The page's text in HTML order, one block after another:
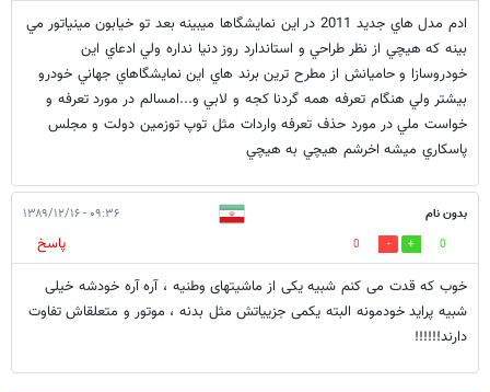
ادم مدل هاي جديد 2011 در اين نمايشگاها ميبينه بعد تو خيابون مينياتور مي
بينه كه هيچي از نظر طراحي و استاندارد روز دنيا نداره ولي ادعاي اين
خودروسازا و حاميانش از مطرح ترين برند هاي اين نمايشگاهاي جهاني خودرو
بيشتر ولي هنگام تعرفه همه گردنا كجه و لابي و...امسالم در مورد تعرفه و
خواست ملي در مورد حذف تعرفه واردات مثل توپ توزمين دولت و مجلس
پاسكاري ميشه اخرشم هيچي به هيچي
بدون نام ۰۹:۳۶ - ۱۳۸۹/۱۲/۱۶
0
0
پاسخ
خوب که قدت می کنم شبیه یکی از ماشیتهای وطنیه ، آره آره خودشه خیلی
شبیه پراید خودمونه البته یکمی جزییاتش مثل بدنه ، موتور و متعلقاش تفاوت
دارند!!!!!!